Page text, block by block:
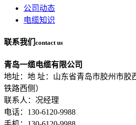
公司动态
电缆知识
联系我们 contact us
青岛一缆电缆有限公司
地址：地 址：山东省青岛市胶州市胶
铁路西侧）
联系人：况经理
电话：130-6120-9988